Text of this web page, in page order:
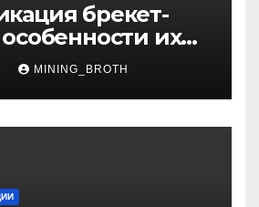
брекет-
их
MINING_BROTH